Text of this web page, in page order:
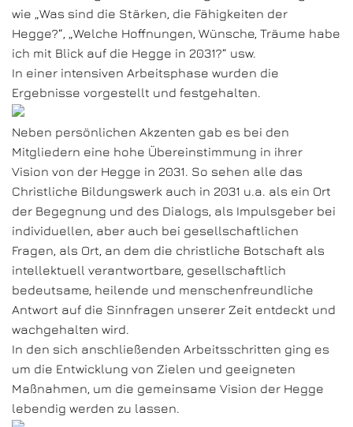
wie „Was sind die Stärken, die Fähigkeiten der
Hegge?“, „Welche Hoffnungen, Wünsche, Träume habe
ich mit Blick auf die Hegge in 2031?“ usw.
In einer intensiven Arbeitsphase wurden die
Ergebnisse vorgestellt und festgehalten.
Neben persönlichen Akzenten gab es bei den
Mitgliedern eine hohe Übereinstimmung in ihrer
Vision von der Hegge in 2031. So sehen alle das
Christliche Bildungswerk auch in 2031 u.a. als ein Ort
der Begegnung und des Dialogs, als Impulsgeber bei
individuellen, aber auch bei gesellschaftlichen
Fragen, als Ort, an dem die christliche Botschaft als
intellektuell verantwortbare, gesellschaftlich
bedeutsame, heilende und menschenfreundliche
Antwort auf die Sinnfragen unserer Zeit entdeckt und
wachgehalten wird.
In den sich anschließenden Arbeitsschritten ging es
um die Entwicklung von Zielen und geeigneten
Maßnahmen, um die gemeinsame Vision der Hegge
lebendig werden zu lassen.